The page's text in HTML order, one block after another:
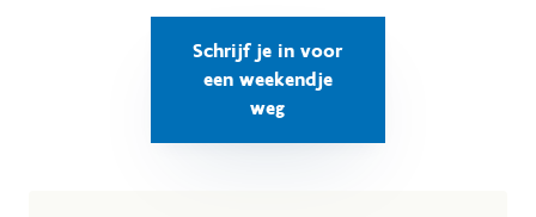
Schrijf je in voor
een weekendje
weg